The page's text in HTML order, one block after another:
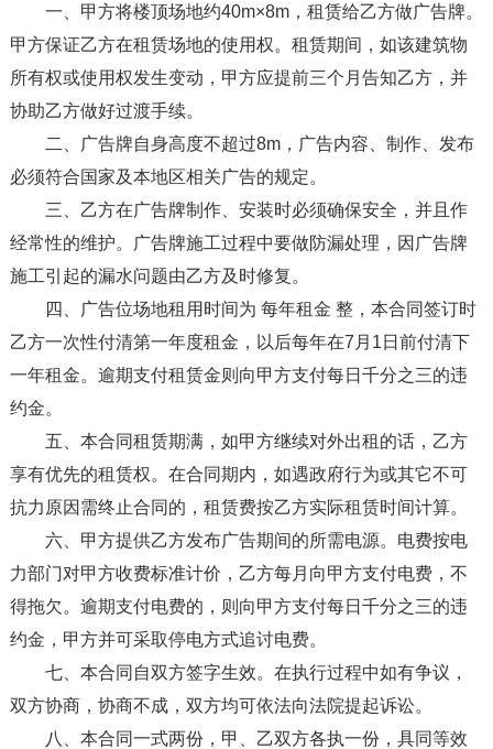
一、甲方将楼顶场地约40m×8m，租赁给乙方做广告牌。
甲方保证乙方在租赁场地的使用权。租赁期间，如该建筑物
所有权或使用权发生变动，甲方应提前三个月告知乙方，并
协助乙方做好过渡手续。
二、广告牌自身高度不超过8m，广告内容、制作、发布
必须符合国家及本地区相关广告的规定。
三、乙方在广告牌制作、安装时必须确保安全，并且作
经常性的维护。广告牌施工过程中要做防漏处理，因广告牌
施工引起的漏水问题由乙方及时修复。
四、广告位场地租用时间为 每年租金 整，本合同签订时
乙方一次性付清第一年度租金，以后每年在7月1日前付清下
一年租金。逾期支付租赁金则向甲方支付每日千分之三的违
约金。
五、本合同租赁期满，如甲方继续对外出租的话，乙方
享有优先的租赁权。在合同期内，如遇政府行为或其它不可
抗力原因需终止合同的，租赁费按乙方实际租赁时间计算。
六、甲方提供乙方发布广告期间的所需电源。电费按电
力部门对甲方收费标准计价，乙方每月向甲方支付电费，不
得拖欠。逾期支付电费的，则向甲方支付每日千分之三的违
约金，甲方并可采取停电方式追讨电费。
七、本合同自双方签字生效。在执行过程中如有争议，
双方协商，协商不成，双方均可依法向法院提起诉讼。
八、本合同一式两份，甲、乙双方各执一份，具同等效